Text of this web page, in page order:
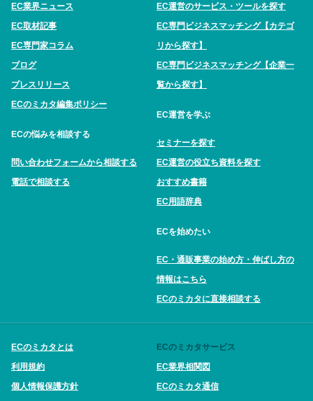
EC業界ニュース
EC取材記事
EC専門家コラム
ブログ
プレスリリース
ECのミカタ編集ポリシー
ECの悩みを相談する
問い合わせフォームから相談する
電話で相談する
EC運営のサービス・ツールを探す
EC専門ビジネスマッチング【カテゴ
リから探す】
EC専門ビジネスマッチング【企業一
覧から探す】
EC運営を学ぶ
セミナーを探す
EC運営の役立ち資料を探す
おすすめ書籍
EC用語辞典
ECを始めたい
EC・通販事業の始め方・伸ばし方の
情報はこちら
ECのミカタに直接相談する
ECのミカタとは
利用規約
個人情報保護方針
ECのミカタサービス
EC業界相関図
ECのミカタ通信